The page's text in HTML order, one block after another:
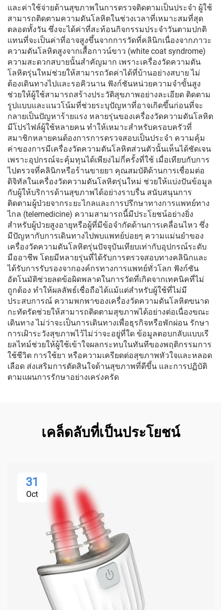
และค่าใช้จ่ายด้านสุขภาพในการตรวจติดตามเป็นประจำ ผู้ใช้
สามารถติดตามความดันโลหิตในช่วงเวลาที่เหมาะสมที่สุด
ตลอดทั้งวัน ซึ่งจะได้ค่าที่สะท้อนกิจกรรมประจำวันตามปกติ
แทนที่จะเป็นค่าที่อาจสูงขึ้นจากการวัดที่คลินิกเนื่องจากภาวะ
ความดันโลหิตสูงจากเสื้อกาวน์ขาว (white coat syndrome)
ความสะดวกสบายนั้นสำคัญมาก เพราะเครื่องวัดความดัน
โลหิตรุ่นใหม่ช่วยให้สามารถวัดค่าได้ที่บ้านอย่างสบาย ไม่
ต้องเดินทางไปและรอคิวนาน ฟังก์ชันหน่วยความจำขั้นสูง
ช่วยให้ผู้ใช้สามารถสร้างประวัติสุขภาพอย่างละเอียด ติดตาม
รูปแบบและแนวโน้มที่ช่วยระบุปัญหาที่อาจเกิดขึ้นก่อนที่จะ
กลายเป็นปัญหาร้ายแรง หลายรุ่นของเครื่องวัดความดันโลหิต
มีโปรไฟล์ผู้ใช้หลายคน ทำให้เหมาะสำหรับครอบครัวที่
สมาชิกหลายคนต้องการการตรวจสอบเป็นประจำ ความคุ้ม
ค่าของการมีเครื่องวัดความดันโลหิตส่วนตัวนั้นเห็นได้ชัดเจน
เพราะอุปกรณ์จะคุ้มทุนได้เพียงไม่กี่ครั้งที่ใช้ เมื่อเทียบกับการ
ไปตรวจที่คลินิกหรือร้านขายยา คุณสมบัติด้านการเชื่อมต่อ
ดิจิทัลในเครื่องวัดความดันโลหิตรุ่นใหม่ ช่วยให้แบ่งปันข้อมูล
กับผู้ให้บริการด้านสุขภาพได้อย่างราบรื่น สนับสนุนการ
ติดตามผู้ป่วยจากระยะไกลและการปรึกษาทางการแพทย์ทาง
ไกล (telemedicine) ความสามารถนี้มีประโยชน์อย่างยิ่ง
สำหรับผู้ป่วยสูงอายุหรือผู้ที่มีข้อจำกัดด้านการเคลื่อนไหว ซึ่ง
มีปัญหากับการเดินทางไปพบแพทย์บ่อยๆ ความแม่นยำของ
เครื่องวัดความดันโลหิตรุ่นปัจจุบันเทียบเท่ากับอุปกรณ์ระดับ
มืออาชีพ โดยมีหลายรุ่นที่ได้รับการตรวจสอบทางคลินิกและ
ได้รับการรับรองจากองค์กรทางการแพทย์ทั่วโลก ฟังก์ชัน
อัตโนมัติช่วยลดข้อผิดพลาดในการวัดที่เกิดจากเทคนิคที่ไม่
ถูกต้อง ทำให้ผลลัพธ์เชื่อถือได้แม้แต่สำหรับผู้ใช้ที่ไม่มี
ประสบการณ์ ความพกพาของเครื่องวัดความดันโลหิตขนาด
กะทัดรัดช่วยให้สามารถติดตามสุขภาพได้อย่างต่อเนื่องขณะ
เดินทาง ไม่ว่าจะเป็นการเดินทางเพื่อธุรกิจหรือพักผ่อน รักษา
การเฝ้าระวังสุขภาพไว้ไม่ว่าจะอยู่ที่ใด ข้อมูลตอบกลับแบบเรี
ยลไทม์ช่วยให้ผู้ใช้เข้าใจผลกระทบในทันทีของพฤติกรรมการ
ใช้ชีวิต การใช้ยา หรือความเครียดต่อสุขภาพหัวใจและหลอด
เลือด ส่งเสริมการตัดสินใจด้านสุขภาพที่ดีขึ้น และการปฏิบัติ
ตามแผนการรักษาอย่างเคร่งครัด
เคล็ดลับที่เป็นประโยชน์
31
Oct